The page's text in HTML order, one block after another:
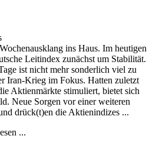
ins Haus. Im heutigen
Leitindex zunächst um Stabilität.
ist nicht mehr sonderlich viel zu
Iran-Krieg im Fokus. Hatten zuletzt
Aktienmärkte stimuliert, bietet sich
Neue Sorgen vor einer weiteren
drück(t)en die Aktienindizes ...
...